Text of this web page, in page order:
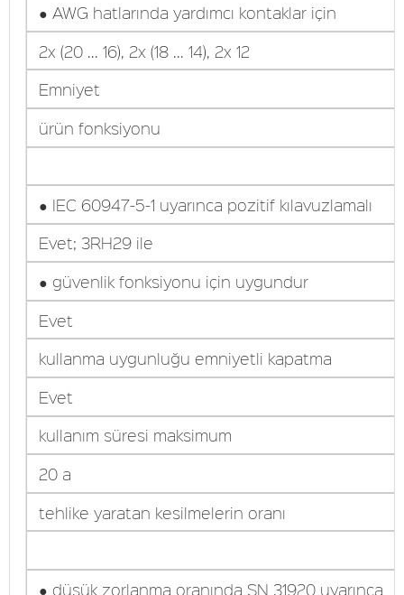
● AWG hatlarında yardımcı kontaklar için
2x (20 ... 16), 2x (18 ... 14), 2x 12
Emniyet
ürün fonksiyonu
● IEC 60947-5-1 uyarınca pozitif kılavuzlamalı
Evet; 3RH29 ile
● güvenlik fonksiyonu için uygundur
Evet
kullanma uygunluğu emniyetli kapatma
Evet
kullanım süresi maksimum
20 a
tehlike yaratan kesilmelerin oranı
● düşük zorlanma oranında SN 31920 uyarınca